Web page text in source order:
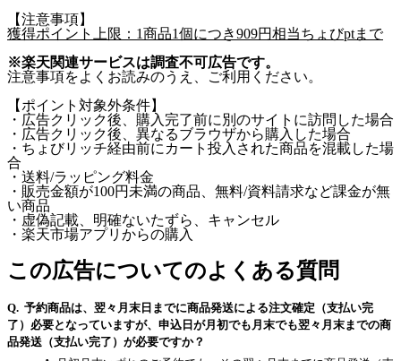
【注意事項】
獲得ポイント上限：1商品1個につき909円相当ちょびptまで
※楽天関連サービスは調査不可広告です。
注意事項をよくお読みのうえ、ご利用ください。
【ポイント対象外条件】
・広告クリック後、購入完了前に別のサイトに訪問した場合
・広告クリック後、異なるブラウザから購入した場合
・ちょびリッチ経由前にカート投入された商品を混載した場
合
・送料/ラッピング料金
・販売金額が100円未満の商品、無料/資料請求など課金が無
い商品
・虚偽記載、明確ないたずら、キャンセル
・楽天市場アプリからの購入
この広告についてのよくある質問
予約商品は、翌々月末日までに商品発送による注文確定（支払い完
了）必要となっていますが、申込日が月初でも月末でも翌々月末までの商
品発送（支払い完了）が必要ですか？